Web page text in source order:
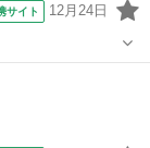
サイト 12月24日